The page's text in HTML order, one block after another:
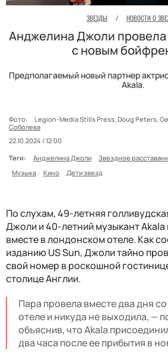
ЗВЕЗДЫ / НОВОСТИ О
Анджелина Джоли провела
с новым
Предполагаемый новый партнер
Akala.
Фото: Legion-Media Stills Press, Doug Peters,
Соболева
22.10.2024 / 12:00
Теги:
Анджелина Джоли Звездное
Музыка
Кино Дети звезд
По слухам, 49-летняя
Джоли и 40-летний музыкант
вместе в лондонском отеле. Как
изданию US Sun, Джоли тайно
свой номер в роскошной
столице Англии.
Пара провела вместе два дня
отеле и никуда не выходила, —
объяснив, что Akala
два часа после ее прибытия в